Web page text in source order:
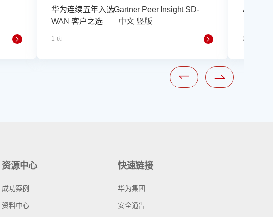
华为连续五年入选Gartner Peer Insight SD-
WAN 客户之选——中文-竖版
1 页 2 页
资源中心
成功案例
资料中心
快速链接
华为集团
安全通告